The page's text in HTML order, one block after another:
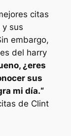
citas
y sus
embargo,
del harry
¿eres
sus
mi día.“
de Clint